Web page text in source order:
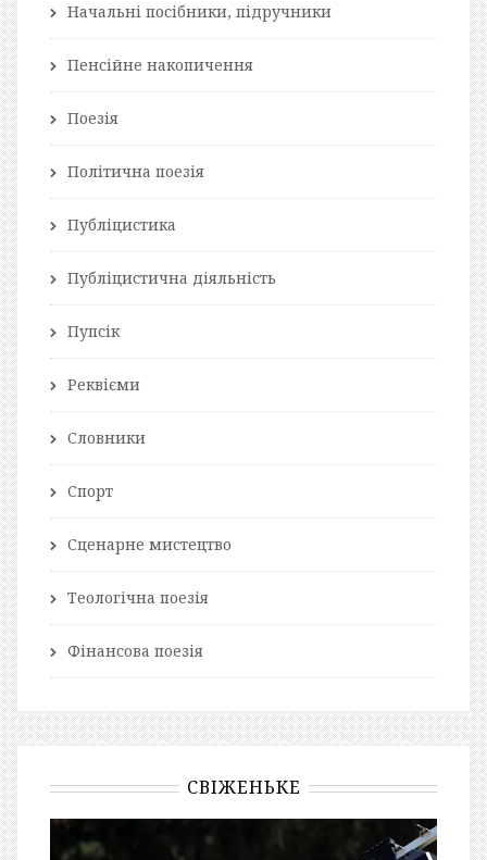
Начальні посібники, підручники
Пенсійне накопичення
Поезія
Політична поезія
Публіцистика
Публіцистична діяльність
Пупсік
Реквієми
Словники
Спорт
Сценарне мистецтво
Теологічна поезія
Фінансова поезія
СВІЖЕНЬКЕ